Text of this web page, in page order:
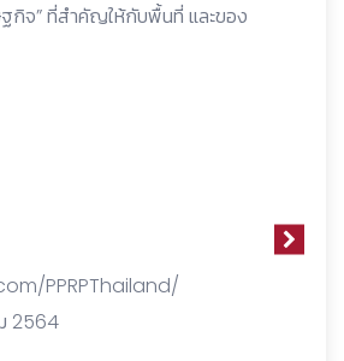
ฐกิจ” ที่สำคัญให้กับพื้นที่ และของ
PPRPThailand/
2564